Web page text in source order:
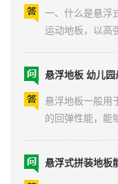
铺设...
运动地板，以高
体育运动场地地
上使用，无需任
2、由于材料问...
的回弹性能，能
那么悬浮地板价
一：什么是悬浮
行的第四代体育